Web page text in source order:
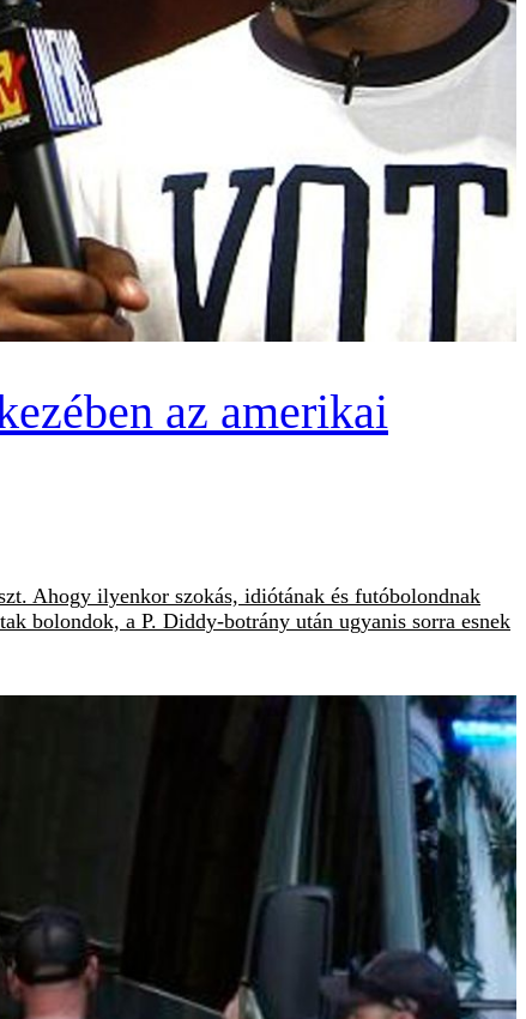
az amerikai
Ahogy ilyenkor szokás, idiótának és futóbolondnak
bolondok, a P. Diddy-botrány után ugyanis sorra esnek